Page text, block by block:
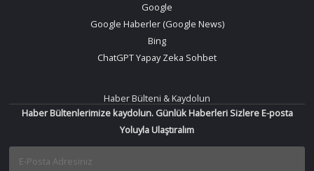
Google
Google Haberler (Google News)
Bing
ChatGPT Yapay Zeka Sohbet
Haber Bülteni & Kaydolun
Haber Bültenlerimize kaydolun. Günlük Haberleri Sizlere E-posta
Yoluyla Ulaştıralım